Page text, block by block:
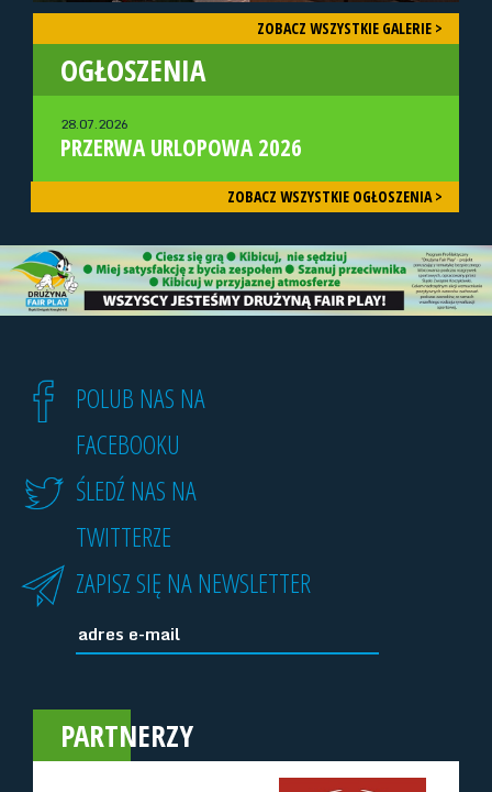
ZOBACZ WSZYSTKIE GALERIE >
OGŁOSZENIA
28.07.2026
PRZERWA URLOPOWA 2026
ZOBACZ WSZYSTKIE OGŁOSZENIA >
POLUB NAS NA
FACEBOOKU
ŚLEDŹ NAS NA
TWITTERZE
ZAPISZ SIĘ NA NEWSLETTER
PARTNERZY